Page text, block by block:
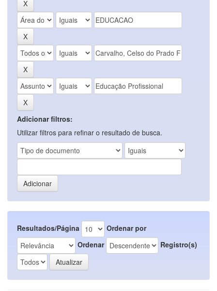
Adicionar filtros:
Utilizar filtros para refinar o resultado de busca.
Resultados/Página
Ordenar por
Ordenar
Registro(s)